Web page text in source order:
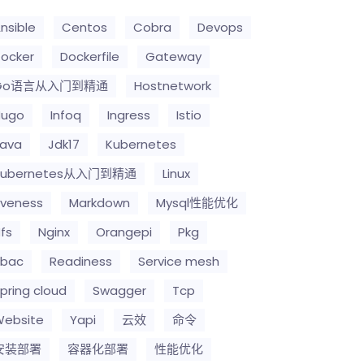
Centos Cobra
Devops
Dockerfile
Gateway
语言从入门到精通
Hostnetwork
Infoq Ingress
Istio
Jdk17
Kubernetes
从入门到精通
Linux
Markdown
Mysql性能优化
Nginx Orangepi
Pkg
Readiness
Service mesh
cloud
Swagger
Tcp
Yapi 云效
命令
装部署
容器化部署 性能优化